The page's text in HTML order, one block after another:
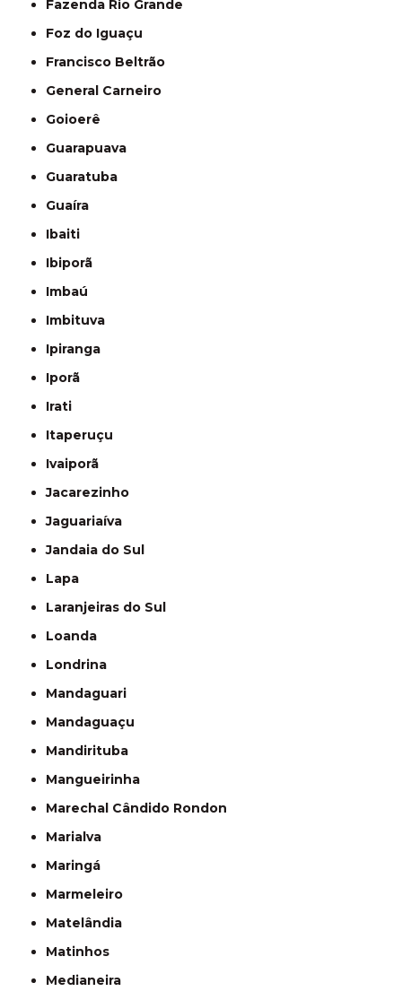
Fazenda Rio Grande
Foz do Iguaçu
Francisco Beltrão
General Carneiro
Goioerê
Guarapuava
Guaratuba
Guaíra
Ibaiti
Ibiporã
Imbaú
Imbituva
Ipiranga
Iporã
Irati
Itaperuçu
Ivaiporã
Jacarezinho
Jaguariaíva
Jandaia do Sul
Lapa
Laranjeiras do Sul
Loanda
Londrina
Mandaguari
Mandaguaçu
Mandirituba
Mangueirinha
Marechal Cândido Rondon
Marialva
Maringá
Marmeleiro
Matelândia
Matinhos
Medianeira